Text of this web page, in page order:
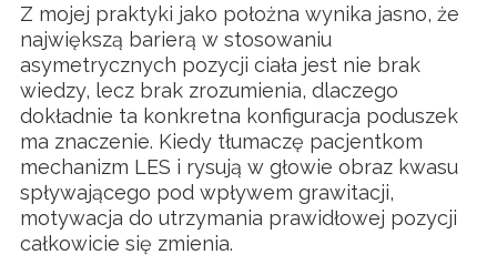
Z mojej praktyki jako położna wynika jasno, że
największą barierą w stosowaniu
asymetrycznych pozycji ciała jest nie brak
wiedzy, lecz brak zrozumienia, dlaczego
dokładnie ta konkretna konfiguracja poduszek
ma znaczenie. Kiedy tłumaczę pacjentkom
mechanizm LES i rysują w głowie obraz kwasu
spływającego pod wpływem grawitacji,
motywacja do utrzymania prawidłowej pozycji
całkowicie się zmienia.